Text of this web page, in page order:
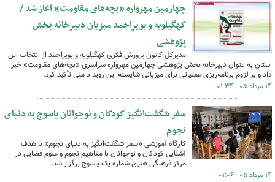
چهارمین مهرواره «بچه‌های مقاومت» آغاز شد /
کهگیلویه و بویراحمد میزبان دبیرخانه بخش
پژوهشی
مدیرکل کانون پرورش فکری کهگیلویه و بویراحمد از انتخاب این
استان به عنوان دبیرخانه بخش پژوهشی چهارمین مهرواره سراسری «بچه‌های مقاومت» خبر
داد و بر لزوم برنامه‌ریزی عملیاتی برای میزبانی شایسته این رویداد ملی تأکید کرد.
۱۴ مرداد ۰۵ - ۰۱:۳۴
سفر شگفت‌انگیز کودکان و نوجوانان یاسوج به دنیای
نجوم
کارگاه آموزشی «سفر شگفت‌انگیز به دنیای نجوم» با هدف
آشنایی کودکان و نوجوانان با مفاهیم نجوم و علوم فضایی در
مرکز فرهنگی هنری شماره یک یاسوج برگزار شد.
۱۴ مرداد ۰۵ - ۰۱:۰۶